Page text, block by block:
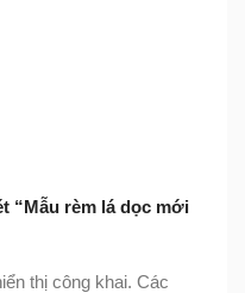
“Mẫu rèm lá dọc mới
thị công khai. Các